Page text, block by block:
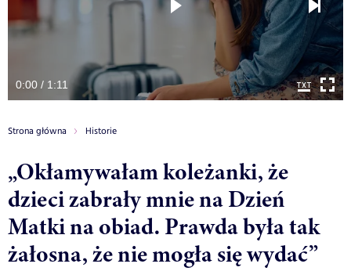
0:00 / 1:11
Strona główna Historie
„Okłamywałam koleżanki, że
dzieci zabrały mnie na Dzień
Matki na obiad. Prawda była tak
żałosna, że nie mogła się wydać”